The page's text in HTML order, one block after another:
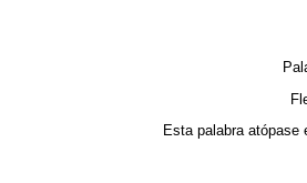
Esta palabra atópase